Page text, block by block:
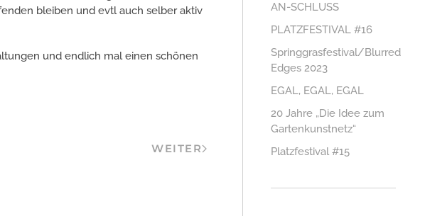
bleiben und evtl auch selber aktiv
und endlich mal einen schönen
WEITER
AN-SCHLUSS
PLATZFESTIVAL #16
Springgrasfestival/Blurred
Edges 2023
EGAL, EGAL, EGAL
20 Jahre „Die Idee zum
Gartenkunstnetz“
Platzfestival #15